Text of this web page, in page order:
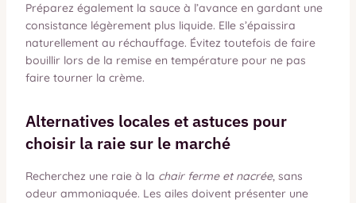
Préparez également la sauce à l’avance en gardant une
consistance légèrement plus liquide. Elle s’épaissira
naturellement au réchauffage. Évitez toutefois de faire
bouillir lors de la remise en température pour ne pas
faire tourner la crème.
Alternatives locales et astuces pour
choisir la raie sur le marché
Recherchez une raie à la chair ferme et nacrée, sans
odeur ammoniaquée. Les ailes doivent présenter une